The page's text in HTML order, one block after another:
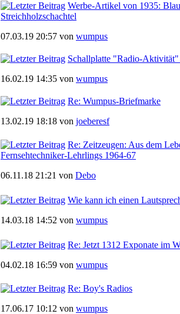
Werbe-Artikel von 1935:
Streichholzschachtel
07.03.19 20:57 von wumpus
Schallplatte "Radio-
16.02.19 14:35 von wumpus
Re: Wumpus-Briefmarke
13.02.19 18:18 von joeberesf
Re: Zeitzeugen: Aus dem
Fernsehtechniker-Lehrlings 1964-67
06.11.18 21:21 von Debo
Wie kann ich einen
14.03.18 14:52 von wumpus
Re: Jetzt 1312 Exponate im
04.02.18 16:59 von wumpus
Re: Boy's Radios
17.06.17 10:12 von wumpus